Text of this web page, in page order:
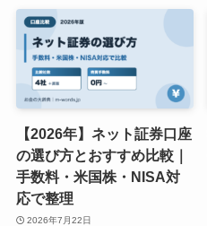
【2026年】ネット証券口座
の選び方とおすすめ比較｜
手数料・米国株・NISA対
応で整理
2026年7月22日